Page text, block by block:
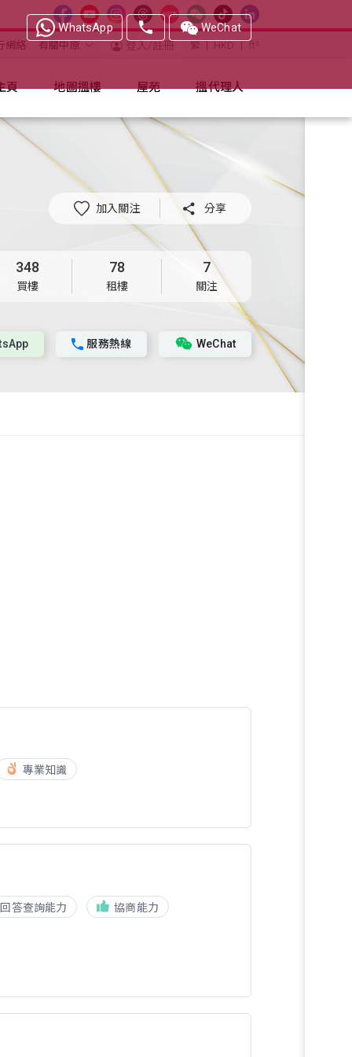
網絡 有關中原 登入/註冊 繁 HKD ft²
頁 地圖搵樓 屋苑 搵代理人
加入關注  分享
348
買樓
78
租樓
7
關注
WeChat
服務熱線
專業知識
回答查詢能力 協商能力
WhatsApp WeChat